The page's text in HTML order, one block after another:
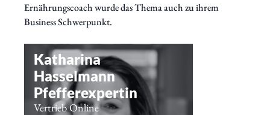
Ernährungscoach wurde das Thema auch zu ihrem
Business Schwerpunkt.
Katharina
Hasselmann
Pfefferexpertin
Vertrieb Online